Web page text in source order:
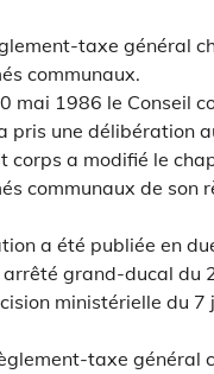
taxe général
communaux.
mai 1986 le Conseil
pris une délibération
corps a modifié le
communaux de son
a été publiée en
grand-ducal du
ministérielle du 7
taxe général